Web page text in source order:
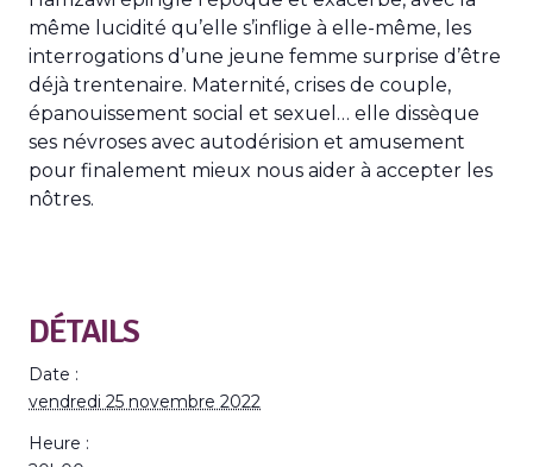
même lucidité qu’elle s’inflige à elle-même, les
interrogations d’une jeune femme surprise d’être
déjà trentenaire. Maternité, crises de couple,
épanouissement social et sexuel… elle dissèque
ses névroses avec autodérision et amusement
pour finalement mieux nous aider à accepter les
nôtres.
DÉTAILS
Date :
vendredi 25 novembre 2022
Heure :